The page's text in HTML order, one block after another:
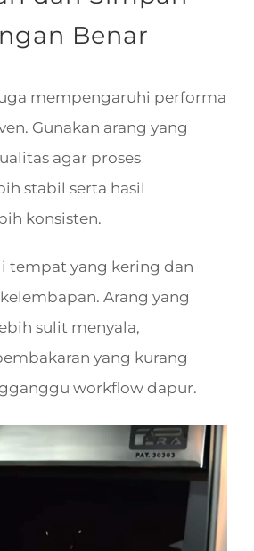
Benar
mempengaruhi performa
Gunakan arang yang
agar proses
stabil serta hasil
konsisten.
tempat yang kering dan
Arang yang
sulit menyala,
yang kurang
workflow dapur.